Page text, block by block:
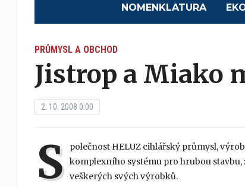
NOMENKLATURA
PRŮMYSL A OBCHOD
Jistrop a Miako
2. 10. 2008 0:00
S
polečnost HELUZ cihlářský průmysl,
komplexního systému pro hrubou
veškerých svých výrobků.